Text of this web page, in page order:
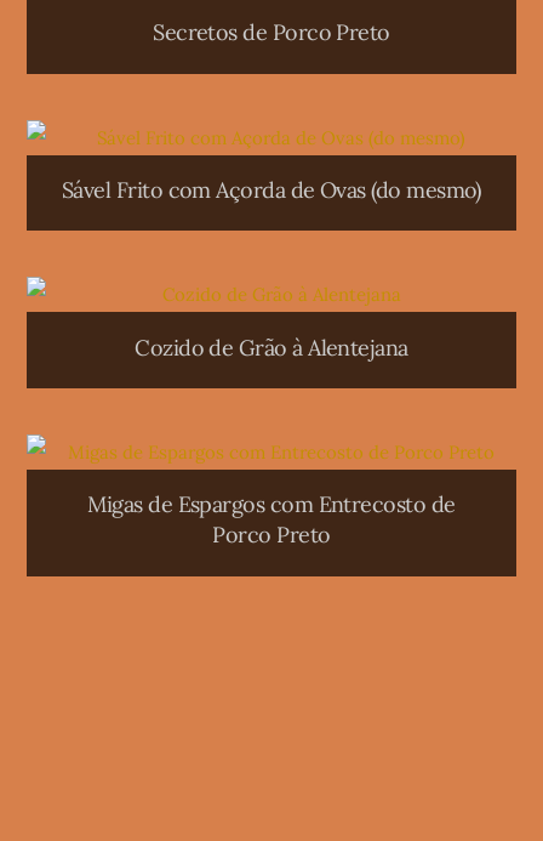
Secretos de Porco Preto
Sável Frito com Açorda de Ovas (do mesmo)
Cozido de Grão à Alentejana
Migas de Espargos com Entrecosto de
Porco Preto